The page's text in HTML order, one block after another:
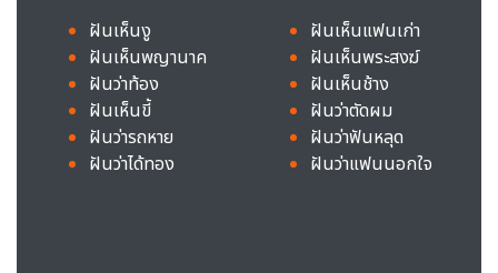
ฝันเห็นงู
ฝันเห็นพญานาค
ฝันว่าท้อง
ฝันเห็นขี้
ฝันว่ารถหาย
ฝันว่าได้ทอง
ฝันเห็นแฟนเก่า
ฝันเห็นพระสงฆ์
ฝันเห็นช้าง
ฝันว่าตัดผม
ฝันว่าฟันหลุด
ฝันว่าแฟนนอกใจ